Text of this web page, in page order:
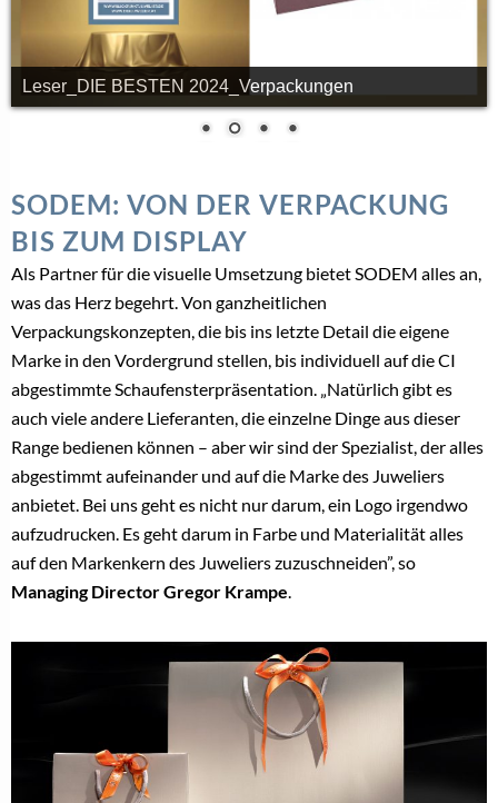
Leser_DIE BESTEN 2024_Verpackungen
SODEM: VON DER VERPACKUNG
BIS ZUM DISPLAY
Als Partner für die visuelle Umsetzung bietet SODEM alles an,
was das Herz begehrt. Von ganzheitlichen
Verpackungskonzepten, die bis ins letzte Detail die eigene
Marke in den Vordergrund stellen, bis individuell auf die CI
abgestimmte Schaufensterpräsentation. „Natürlich gibt es
auch viele andere Lieferanten, die einzelne Dinge aus dieser
Range bedienen können – aber wir sind der Spezialist, der alles
abgestimmt aufeinander und auf die Marke des Juweliers
anbietet. Bei uns geht es nicht nur darum, ein Logo irgendwo
aufzudrucken. Es geht darum in Farbe und Materialität alles
auf den Markenkern des Juweliers zuzuschneiden”, so
Managing Director Gregor Krampe